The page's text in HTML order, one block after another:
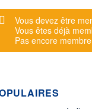
Message d'alerte
Vous devez être
Vous êtes déjà
Pas encore